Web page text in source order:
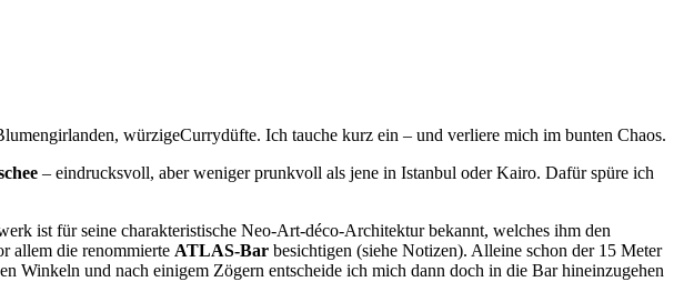
würzigeCurrydüfte. Ich tauche kurz ein – und verliere mich im bunten Chaos.
– eindrucksvoll, aber weniger prunkvoll als jene in Istanbul oder Kairo. Dafür spüre ich
ist für seine charakteristische Neo-Art-déco-Architektur bekannt, welches ihm den
allem die renommierte ATLAS-Bar besichtigen (siehe Notizen). Alleine schon der 15 Meter
Winkeln und nach einigem Zögern entscheide ich mich dann doch in die Bar hineinzugehen